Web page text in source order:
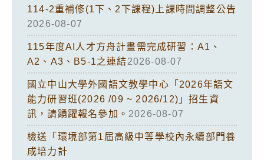
114-2重補修(1下、2下課程)上課時間調整公告
2026-08-07
115年度AI人才方舟計畫需完成研習：A1、
A2、A3、B5-1之連結2026-08-07
國立中山大學外國語文教學中心「2026年語文
能力研習班(2026 /09 ~ 2026/12)」招生資
訊，請踴躍報名參加。 2026-08-07
檢送「環境部第1屆高級中等學校內永續部門養
成培力計